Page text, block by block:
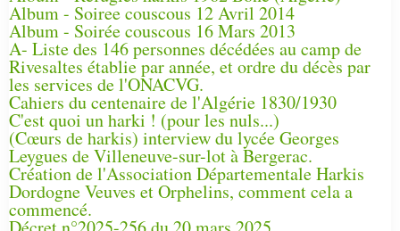
Album - Soiree couscous 12 Avril 2014
Album - Soirée couscous 16 Mars 2013
A- Liste des 146 personnes décédées au camp de
Rivesaltes établie par année, et ordre du décès par
les services de l'ONACVG.
Cahiers du centenaire de l'Algérie 1830/1930
C'est quoi un harki ! (pour les nuls...)
(Cœurs de harkis) interview du lycée Georges
Leygues de Villeneuve-sur-lot à Bergerac.
Création de l'Association Départementale Harkis
Dordogne Veuves et Orphelins, comment cela a
commencé.